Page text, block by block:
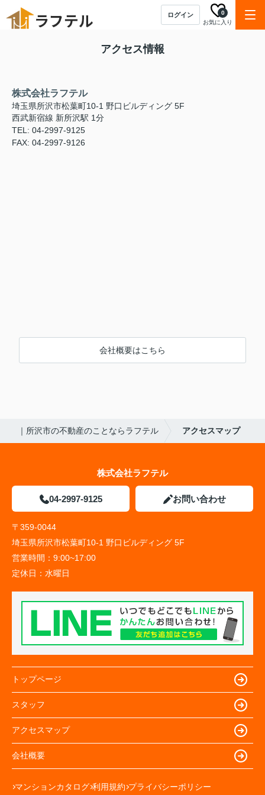
ログイン
お気に入り
0
アクセス情報
株式会社ラフテル
埼玉県所沢市松葉町10-1 野口ビルディング 5F
西武新宿線 新所沢駅 1分
TEL: 04-2997-9125
FAX: 04-2997-9126
会社概要はこちら
｜所沢市の不動産のことならラフテル アクセスマップ
株式会社ラフテル
04-2997-9125 お問い合わせ
〒359-0044
埼玉県所沢市松葉町10-1 野口ビルディング 5F
営業時間： 9:00~17:00
定休日： 水曜日
トップページ
スタッフ
アクセスマップ
会社概要
マンションカタログ 利用規約 プライバシーポリシー